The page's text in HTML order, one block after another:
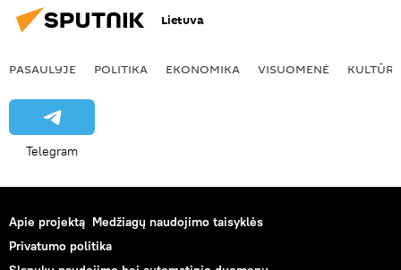
Lietuva
PASAULYJE POLITIKA EKONOMIKA VISUOMENĖ KULTŪRA
Telegram
Apie projektą Medžiagų naudojimo taisyklės
Privatumo politika